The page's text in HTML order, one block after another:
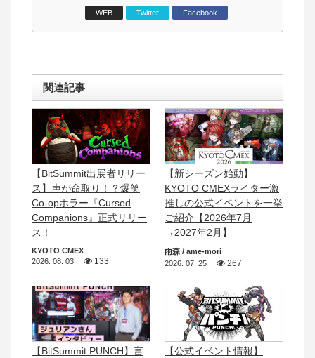
WEB Twitter Facebook
関連記事
【BitSummit出展者リリー
ス】声が命取り！？爆笑
Co-opホラー『Cursed
Companions』正式リリー
ス！
KYOTO CMEX
2026. 08. 03
133
【新シーズン始動】
KYOTO CMEXライター激
推しの公式イベントを一挙
ご紹介【2026年7月
→2027年2月】
雨森 / ame-mori
2026. 07. 25
267
【BitSummit PUNCH】言
【公式イベント情報】